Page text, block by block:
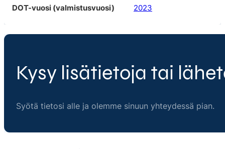
DOT-vuosi (valmistusvuosi) 2023
Kysy lisätietoja tai
Syötä tietosi alle ja olemme sinuun yhteydessä pian.